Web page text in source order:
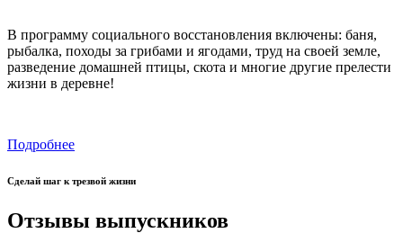
В программу социального восстановления включены: баня,
рыбалка, походы за грибами и ягодами, труд на своей земле,
разведение домашней птицы, скота и многие другие прелести
жизни в деревне!
Подробнее
Сделай шаг к трезвой жизни
Отзывы выпускников